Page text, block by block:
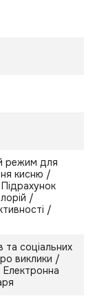
режим для
кисню /
/
/
та соціальних
виклики /